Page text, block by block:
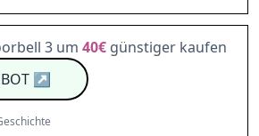
3 um 40€ günstiger kaufen
↗